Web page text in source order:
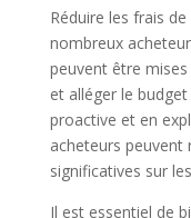
Réduire les frais
nombreux
peuvent être
et alléger le
proactive et en
acheteurs peuvent
significatives sur
Il est essentiel de